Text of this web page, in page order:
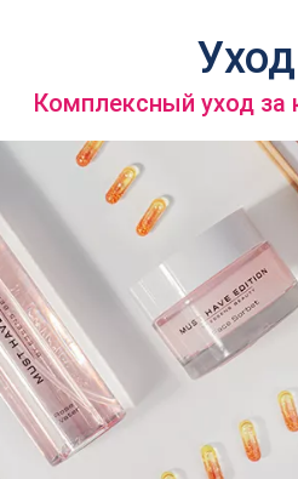
Комплексный уход за